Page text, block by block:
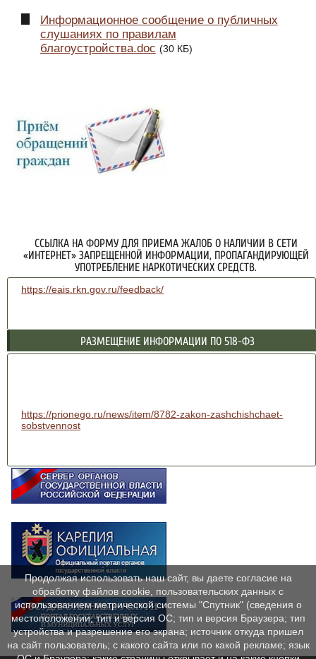
Информационное сообщение о публичных
слушаниях по правилам
благоустройства.doc (30 КБ)
ССЫЛКА НА ФОРМУ ДЛЯ ПРИЕМА ЖАЛОБ О НАЛИЧИИ В СЕТИ
«ИНТЕРНЕТ» ЗАПРЕЩЕННОЙ ИНФОРМАЦИИ, ПРОПАГАНДИРУЮЩЕЙ
УПОТРЕБЛЕНИЕ НАРКОТИЧЕСКИХ СРЕДСТВ.
https://eais.rkn.gov.ru/feedback/
РАЗМЕЩЕНИЕ ИНФОРМАЦИИ ПО 518-ФЗ
https://prionego.ru/news/item/8782-zakon-zashchishchaet-
sobstvennost
Продолжая использовать наш сайт, вы даете согласие на
обработку файлов cookie, пользовательских данных с
использованием метрической системы "Спутник" (сведения о
местоположении; тип и версия ОС; тип и версия Браузера; тип
устройства и разрешение его экрана; источник откуда пришел
на сайт пользователь; с какого сайта или по какой рекламе; язык